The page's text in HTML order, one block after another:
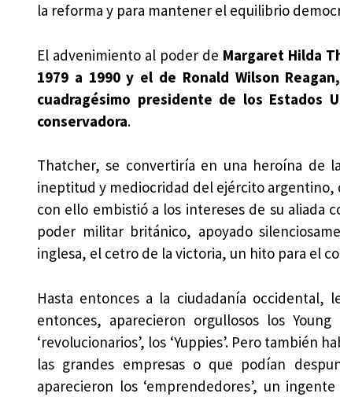
la reforma y para mantener el equilibrio
El advenimiento al poder de Margaret Hilda
1979 a 1990 y el de Ronald Wilson
cuadragésimo presidente de los Estados
conservadora.
Thatcher, se convertiría en una heroína de
ineptitud y mediocridad del ejército argentino,
con ello embistió a los intereses de su aliada
poder militar británico, apoyado
inglesa, el cetro de la victoria, un hito para el
Hasta entonces a la ciudadanía occidental,
entonces, aparecieron orgullosos los
‘revolucionarios’, los ‘Yuppies’. Pero también
las grandes empresas o que podían
aparecieron los ‘emprendedores’, un